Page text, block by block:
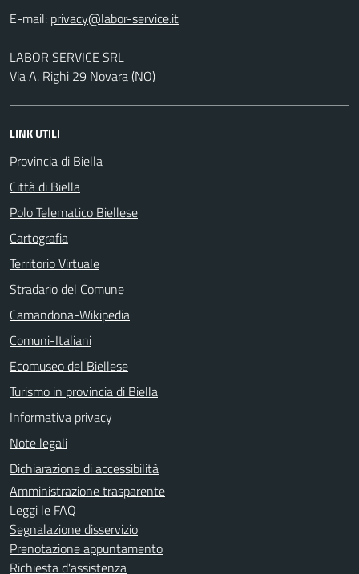
E-mail:
LABOR SERVICE SRL
Via A. Righi 29 Novara (NO)
LINK UTILI
Provincia di Biella
Città di Biella
Polo Telematico Biellese
Cartografia
Territorio Virtuale
Stradario del Comune
Camandona-Wikipedia
Comuni-Italiani
Ecomuseo del Biellese
Turismo in provincia di Biella
Informativa privacy
Note legali
Dichiarazione di accessibilità
Amministrazione trasparente
Leggi le FAQ
Segnalazione disservizio
Prenotazione appuntamento
Richiesta d'assistenza